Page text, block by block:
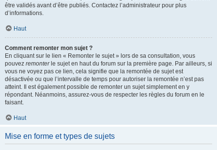
être validés avant d’être publiés. Contactez l’administrateur pour plus
d’informations.
Haut
Comment remonter mon sujet ?
En cliquant sur le lien « Remonter le sujet » lors de sa consultation, vous
pouvez remonterle sujet en haut du forum sur la première page. Par ailleurs, si
vous ne voyez pas ce lien, cela signifie que la remontée de sujet est
désactivée ou que l’intervalle de temps pour autoriser la remontée n’est pas
atteint. Il est également possible de remonter un sujet simplement en y
répondant. Néanmoins, assurez-vous de respecter les règles du forum en le
faisant.
Haut
Mise en forme et types de sujets